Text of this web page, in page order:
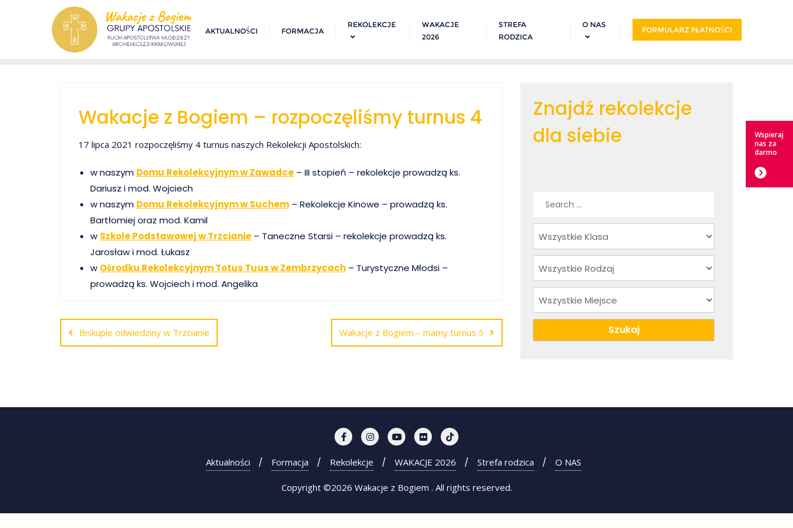
AKTUALNOŚCI FORMACJA
REKOLEKCJE
WAKACJE
2026
STREFA
RODZICA
O NAS
FORMULARZ PŁATNOŚCI
Wakacje z Bogiem – rozpoczęliśmy turnus 4
17 lipca 2021 rozpoczęliśmy 4 turnus naszych Rekolekcji Apostolskich:
w naszym Domu Rekolekcyjnym w Zawadce – III stopień – rekolekcje prowadzą ks.
Dariusz i mod. Wojciech
w naszym Domu Rekolekcyjnym w Suchem – Rekolekcje Kinowe – prowadzą ks.
Bartłomiej oraz mod. Kamil
w Szkole Podstawowej w Trzcianie – Taneczne Starsi – rekolekcje prowadzą ks.
Jarosław i mod. Łukasz
w Ośrodku Rekolekcyjnym Totus Tuus w Zembrzycach – Turystyczne Młodsi –
prowadzą ks. Wojciech i mod. Angelika
Nawigacja
wpisu
Biskupie odwiedziny w Trzcianie Wakacje z Bogiem – mamy turnus 5
Znajdź rekolekcje
dla siebie
Aktualności Formacja Rekolekcje WAKACJE 2026 Strefa rodzica O NAS
Copyright ©2026 Wakacje z Bogiem . All rights reserved.
Wspieraj
nas za
darmo